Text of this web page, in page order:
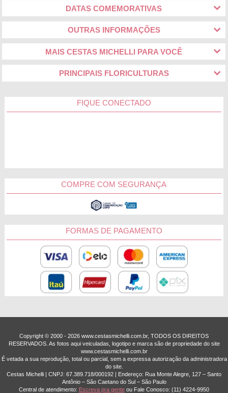
DATAS COMEMORATIVAS
OUTRAS INFORMAÇÕES
MAIS CESTAS MICHELLI PARA VOCÊ
PRINCIPAIS FLORICULTURAS
FIQUE CONECTADO
COMPRE COM SEGURANÇA
FORMAS DE PAGAMENTO
Copyright © 2000 - ­2026 www.cestasmichelli.com.br, TODOS OS DIREITOS
RESERVADOS. As fotos aqui veiculadas, logotipo e marca são de propriedade do site
www.cestasmichelli.com.br
É vetada a sua reprodução, total ou parcial, sem a expressa autorização da administradora
do site.
Cestas Michelli | CNPJ: 67.389.718/0001­92 | Endereço: Rua Monte Alegre, 127 – Santo
Antônio – São Caetano do Sul – São Paulo
Central de atendimento: Escreva pra gente ou Fale Conosco: (11) 4224-9950